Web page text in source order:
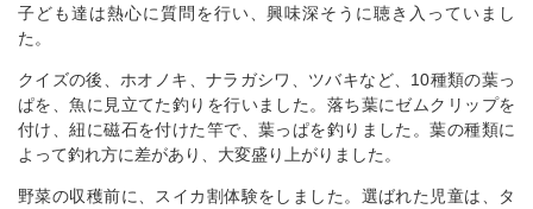
子ども達は熱心に質問を行い、興味深そうに聴き入っていまし
た。
クイズの後、ホオノキ、ナラガシワ、ツバキなど、10種類の葉っ
ぱを、魚に見立てた釣りを行いました。落ち葉にゼムクリップを
付け、紐に磁石を付けた竿で、葉っぱを釣りました。葉の種類に
よって釣れ方に差があり、大変盛り上がりました。
野菜の収穫前に、スイカ割体験をしました。選ばれた児童は、タ